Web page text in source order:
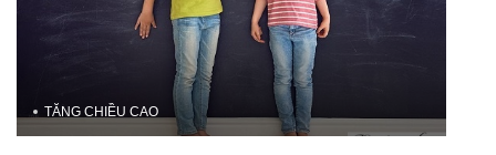
TĂNG CHIỀU CAO